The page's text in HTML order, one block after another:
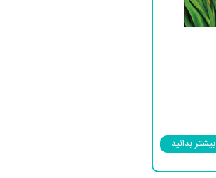
بیشتر بدانید